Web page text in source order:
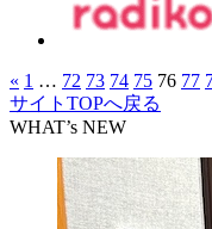
« 1 … 72 73 74 75 76 77
サイトTOPへ戻る
WHAT’s NEW